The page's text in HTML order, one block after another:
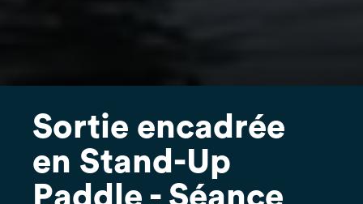
Sortie encadrée
en Stand-Up
Paddle - Séance